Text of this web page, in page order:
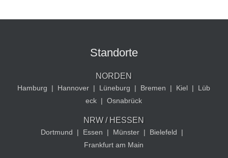
Standorte
NORDEN
Hamburg | Hannover | Lüneburg | Bremen | Kiel |
Lüb
eck | Osnabrück
NRW / HESSEN
Dortmund | Essen | Münster | Bielefeld
|
Frankfurt am Main